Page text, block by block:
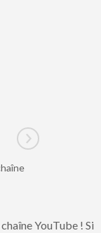
Go to next
YouTube ! Si